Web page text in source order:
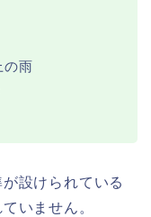
の雨
設けられている
いません。